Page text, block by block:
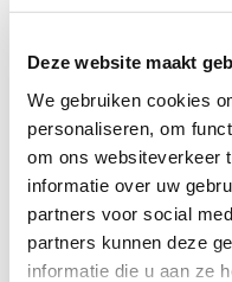
Deze website maakt
We gebruiken cookies
personaliseren, om
om ons websiteverkeer
informatie over uw
partners voor social
partners kunnen deze
informatie die u aan ze
uiteindelijk een hogere
Leeftijd
Leeftijd speelt een
Volwassenen leren iets
per se langzamer.
typen leren als